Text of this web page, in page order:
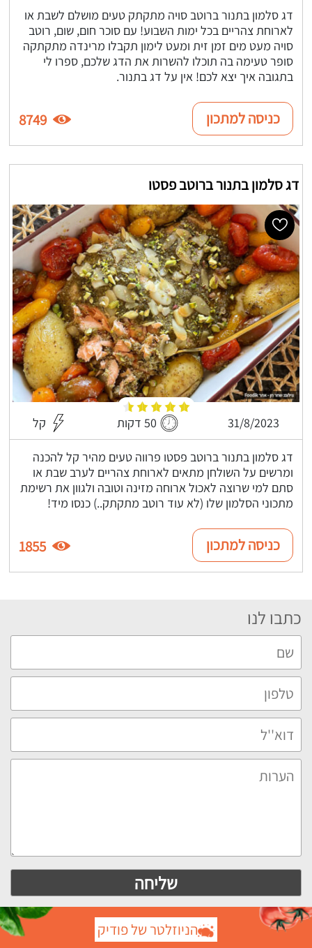
דג סלמון בתנור ברוטב סויה מתקתק טעים מושלם לשבת או
לארוחת צהריים בכל ימות השבוע! עם סוכר חום, שום, רוטב
סויה מעט מים זמן זית ומעט לימון תקבלו מרינדה מתקתקה
סופר טעימה בה תוכלו להשרות את הדג שלכם, ספרו לי
בתגובה איך יצא לכם! אין על דג בתנור.
כניסה למתכון 8749
דג סלמון בתנור ברוטב פסטו
31/8/2023 50 דקות קל
דג סלמון בתנור ברוטב פסטו פרווה טעים מהיר קל להכנה
ומרשים על השולחן מתאים לארוחת צהריים לערב שבת או
סתם למי שרוצה לאכול ארוחה מזינה וטובה ולגוון את רשימת
מתכוני הסלמון שלו (לא עוד רוטב מתקתק..) כנסו מיד!
כניסה למתכון 1855
כתבו לנו
הניוזלטר של פודיק